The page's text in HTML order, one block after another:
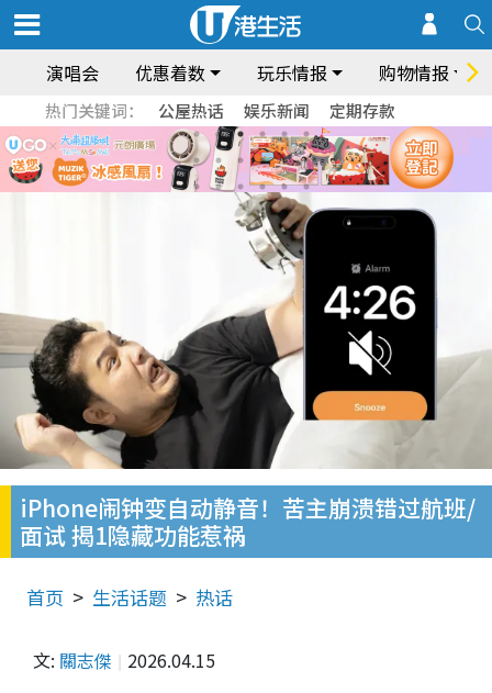
演唱会 优惠着数 玩乐情报 购物情报
热门关键词： 公屋热话 娱乐新闻 定期存款
iPhone闹钟变自动静音！苦主崩溃错过航班/
面试 揭1隐藏功能惹祸
首页 生活话题 热话
文: 關志傑 2026.04.15